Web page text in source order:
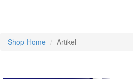
Shop-Home Artikel